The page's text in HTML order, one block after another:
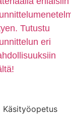
Tutustu
eri
Käsityöopetus